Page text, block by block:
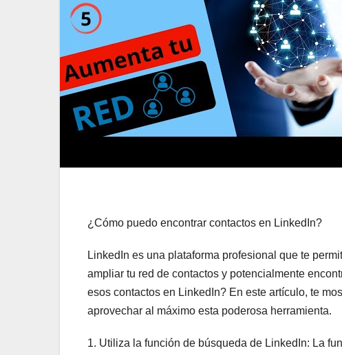
¿Cómo puedo encontrar contactos en LinkedIn?
LinkedIn es una plataforma profesional que te
ampliar tu red de contactos y potencialmente
esos contactos en LinkedIn? En este artículo, te
aprovechar al máximo esta poderosa herramienta.
1. Utiliza la función de búsqueda de LinkedIn: La